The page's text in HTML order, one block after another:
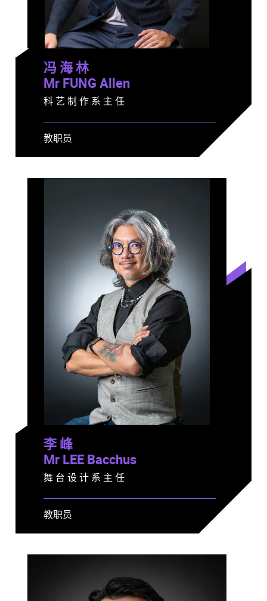
冯 海 林
Mr FUNG Allen
科 艺 制 作 系 主 任
教职员
李 峰
Mr LEE Bacchus
舞 台 设 计 系 主 任
教职员